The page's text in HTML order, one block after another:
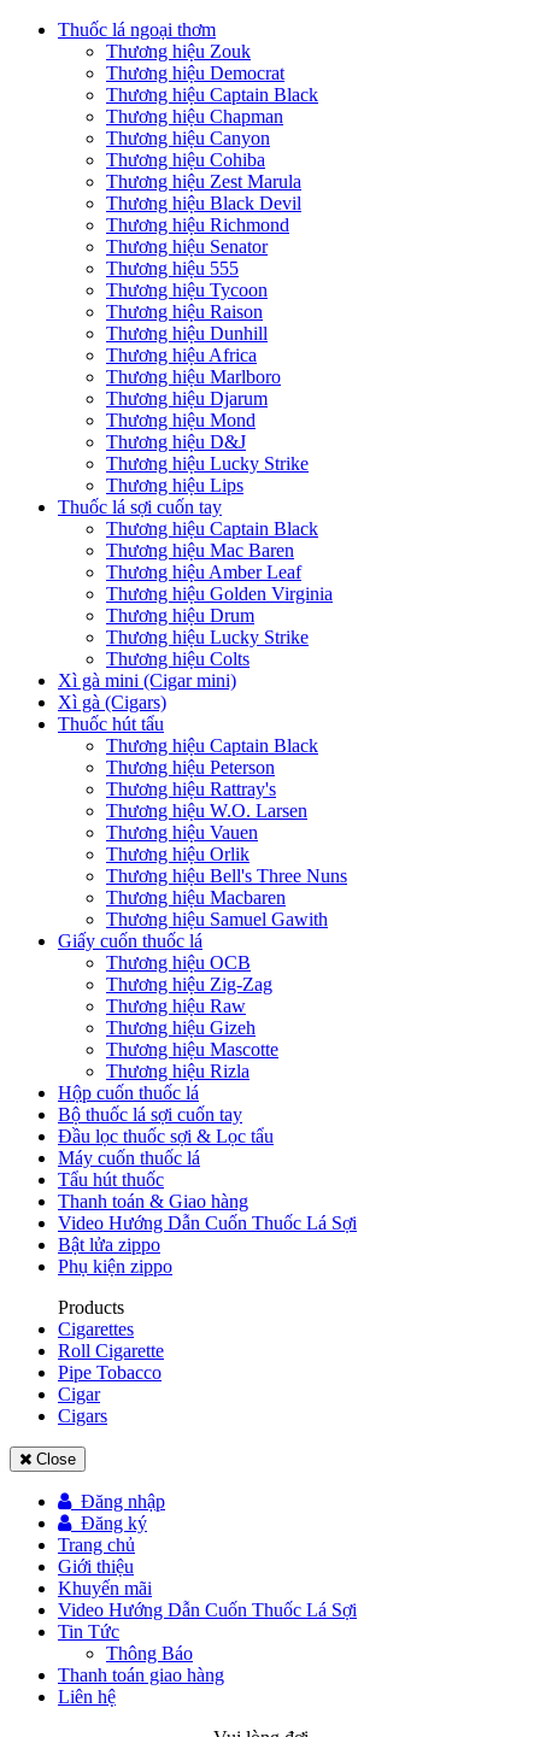
Thuốc lá ngoại thơm
Thương hiệu Zouk
Thương hiệu Democrat
Thương hiệu Captain Black
Thương hiệu Chapman
Thương hiệu Canyon
Thương hiệu Cohiba
Thương hiệu Zest Marula
Thương hiệu Black Devil
Thương hiệu Richmond
Thương hiệu Senator
Thương hiệu 555
Thương hiệu Tycoon
Thương hiệu Raison
Thương hiệu Dunhill
Thương hiệu Africa
Thương hiệu Marlboro
Thương hiệu Djarum
Thương hiệu Mond
Thương hiệu D&J
Thương hiệu Lucky Strike
Thương hiệu Lips
Thuốc lá sợi cuốn tay
Thương hiệu Captain Black
Thương hiệu Mac Baren
Thương hiệu Amber Leaf
Thương hiệu Golden Virginia
Thương hiệu Drum
Thương hiệu Lucky Strike
Thương hiệu Colts
Xì gà mini (Cigar mini)
Xì gà (Cigars)
Thuốc hút tẩu
Thương hiệu Captain Black
Thương hiệu Peterson
Thương hiệu Rattray's
Thương hiệu W.O. Larsen
Thương hiệu Vauen
Thương hiệu Orlik
Thương hiệu Bell's Three Nuns
Thương hiệu Macbaren
Thương hiệu Samuel Gawith
Giấy cuốn thuốc lá
Thương hiệu OCB
Thương hiệu Zig-Zag
Thương hiệu Raw
Thương hiệu Gizeh
Thương hiệu Mascotte
Thương hiệu Rizla
Hộp cuốn thuốc lá
Bộ thuốc lá sợi cuốn tay
Đầu lọc thuốc sợi & Lọc tẩu
Máy cuốn thuốc lá
Tẩu hút thuốc
Thanh toán & Giao hàng
Video Hướng Dẫn Cuốn Thuốc Lá Sợi
Bật lửa zippo
Phụ kiện zippo
Products
Cigarettes
Roll Cigarette
Pipe Tobacco
Cigar
Cigars
Close
Đăng nhập
Đăng ký
Trang chủ
Giới thiệu
Khuyến mãi
Video Hướng Dẫn Cuốn Thuốc Lá Sợi
Tin Tức
Thông Báo
Thanh toán giao hàng
Liên hệ